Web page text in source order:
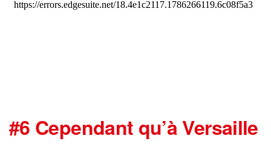
#6 Cependant qu’à Versaille